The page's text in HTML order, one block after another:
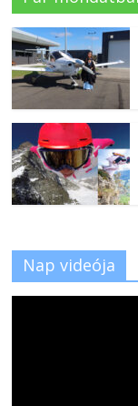
Nap videója